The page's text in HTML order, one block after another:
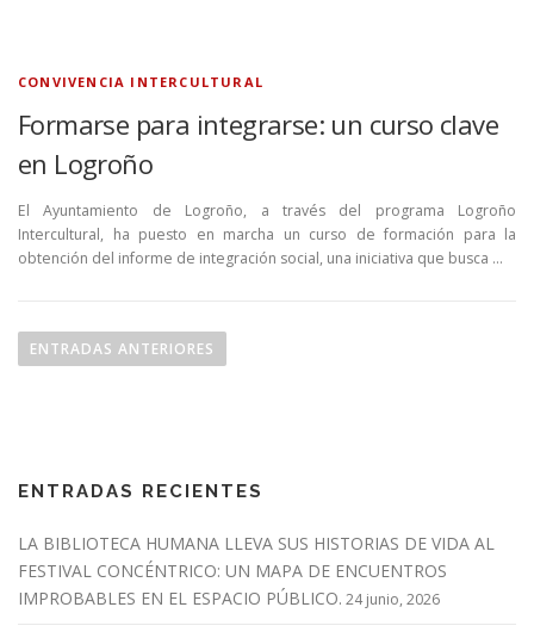
CONVIVENCIA INTERCULTURAL
Formarse para integrarse: un curso clave
en Logroño
El Ayuntamiento de Logroño, a través del programa Logroño
Intercultural, ha puesto en marcha un curso de formación para la
obtención del informe de integración social, una iniciativa que busca …
a
c
i
ó
n
ENTRADAS ANTERIORES
ENTRADAS RECIENTES
LA BIBLIOTECA HUMANA LLEVA SUS HISTORIAS DE VIDA AL
FESTIVAL CONCÉNTRICO: UN MAPA DE ENCUENTROS
IMPROBABLES EN EL ESPACIO PÚBLICO. 24 junio, 2026